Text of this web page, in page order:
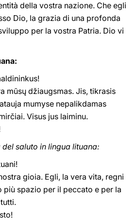
della vostra nazione. Che egli
Dio, la grazia di una profonda
per la vostra Patria. Dio vi
mūsų džiaugsmas. Jis, tikrasis
mumyse nepalikdamas
Visus jus laiminu.
saluto in lingua lituana:
gioia. Egli, la vera vita, regni
più spazio per il peccato e per la